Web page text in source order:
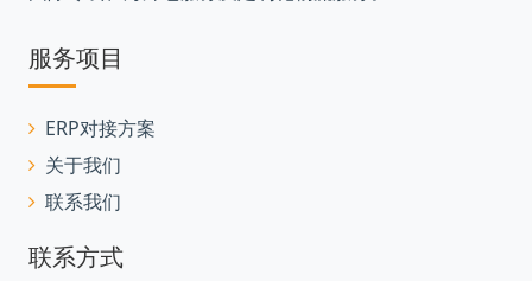
服务项目
ERP对接方案
关于我们
联系我们
联系方式